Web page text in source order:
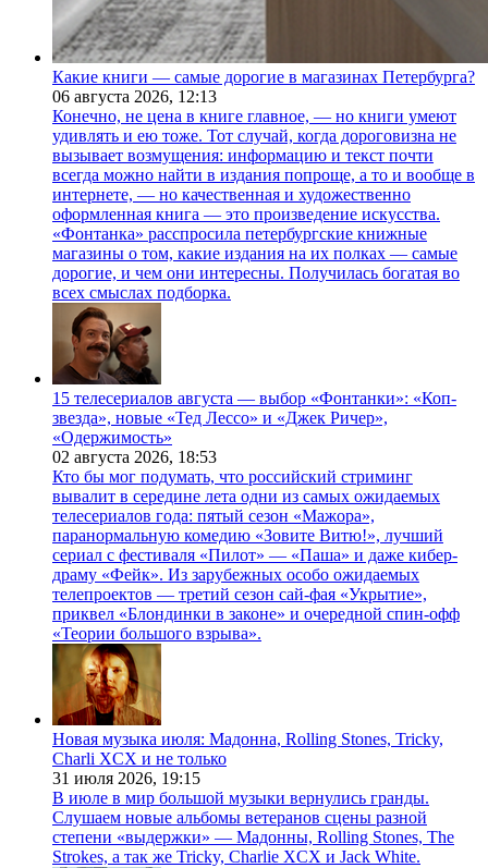
Какие книги — самые дорогие в магазинах Петербурга?
06 августа 2026, 12:13
Конечно, не цена в книге главное, — но книги умеют
удивлять и ею тоже. Тот случай, когда дороговизна не
вызывает возмущения: информацию и текст почти
всегда можно найти в издания попроще, а то и вообще в
интернете, — но качественная и художественно
оформленная книга — это произведение искусства.
«Фонтанка» расспросила петербургские книжные
магазины о том, какие издания на их полках — самые
дорогие, и чем они интересны. Получилась богатая во
всех смыслах подборка.
15 телесериалов августа — выбор «Фонтанки»: «Коп-
звезда», новые «Тед Лессо» и «Джек Ричер»,
«Одержимость»
02 августа 2026, 18:53
Кто бы мог подумать, что российский стриминг
вывалит в середине лета одни из самых ожидаемых
телесериалов года: пятый сезон «Мажора»,
паранормальную комедию «Зовите Витю!», лучший
сериал с фестиваля «Пилот» — «Паша» и даже кибер-
драму «Фейк». Из зарубежных особо ожидаемых
телепроектов — третий сезон сай-фая «Укрытие»,
приквел «Блондинки в законе» и очередной спин-офф
«Теории большого взрыва».
Новая музыка июля: Мадонна, Rolling Stones, Tricky,
Charli XCX и не только
31 июля 2026, 19:15
В июле в мир большой музыки вернулись гранды.
Слушаем новые альбомы ветеранов сцены разной
степени «выдержки» — Мадонны, Rolling Stones, The
Strokes, а так же Tricky, Charlie XCX и Jack White.